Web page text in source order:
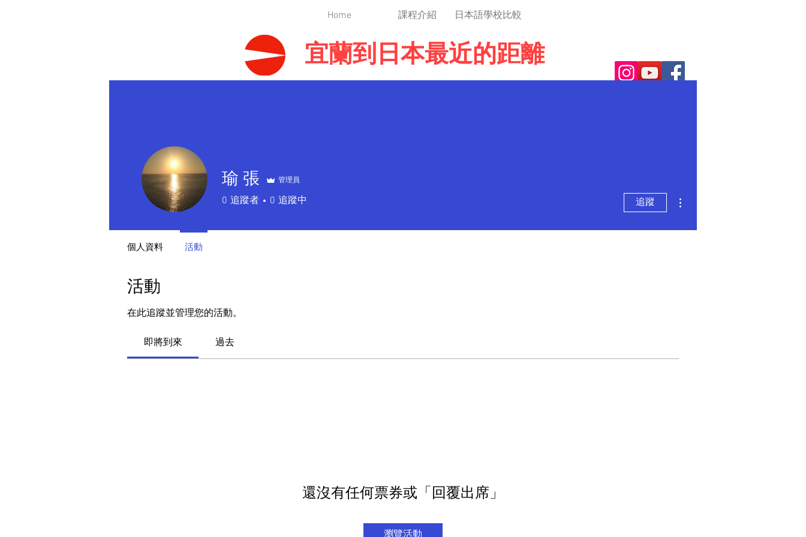
Home 課程介紹 日本語學校比較
宜蘭到日本最近的距離
活動
在此追蹤並管理您的活動。
即將到來 過去
還沒有任何票券或「回覆出席」
瀏覽活動
瑜 張 管理員
0 追蹤者 0 追蹤中 追蹤
個人資料 活動